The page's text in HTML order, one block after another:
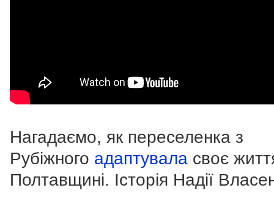
Нагадаємо, як переселенка з
Рубіжного адаптувала своє
Полтавщині. Історія Надії